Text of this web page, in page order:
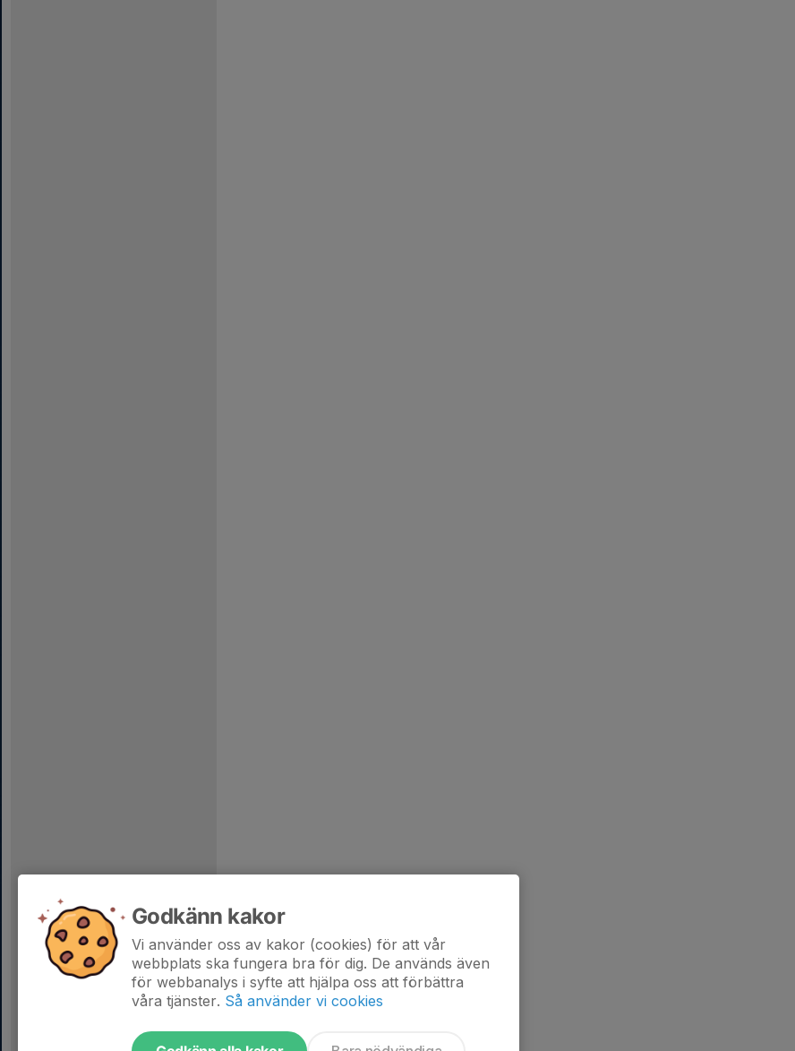
Godkänn kakor
Vi använder oss av kakor (cookies) för att vår
webbplats ska fungera bra för dig. De används även
för webbanalys i syfte att hjälpa oss att förbättra
våra tjänster. Så använder vi cookies